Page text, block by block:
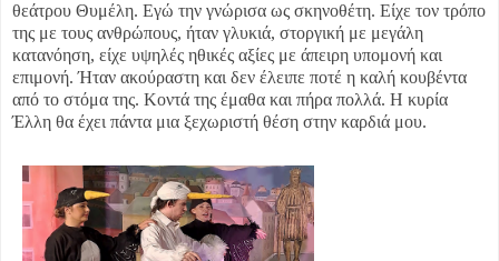
θεάτρου Θυμέλη. Εγώ την γνώρισα ως σκηνοθέτη. Είχε τον τρόπο
της με τους ανθρώπους, ήταν γλυκιά, στοργική με μεγάλη
κατανόηση, είχε υψηλές ηθικές αξίες με άπειρη υπομονή και
επιμονή. Ήταν ακούραστη και δεν έλειπε ποτέ η καλή κουβέντα
από το στόμα της. Κοντά της έμαθα και πήρα πολλά. Η κυρία
Έλλη θα έχει πάντα μια ξεχωριστή θέση στην καρδιά μου.